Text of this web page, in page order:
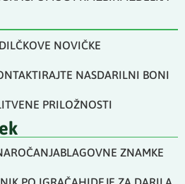
NOVIČKE
NASDARILNI BONI
PRILOŽNOSTI
BLAGOVNE ZNAMKE